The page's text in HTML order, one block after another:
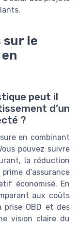
sur le
peut il
d’un
?
en combinant
pouvez suivre
la réduction
d’assurance
économisé. En
aux coûts
OBD et des
vision claire du